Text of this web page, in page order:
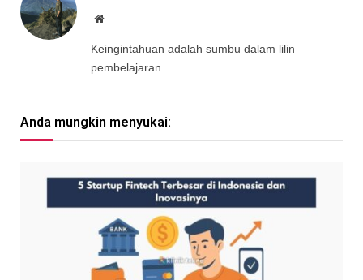
Website
Keingintahuan adalah sumbu dalam lilin
pembelajaran.
Anda mungkin menyukai: